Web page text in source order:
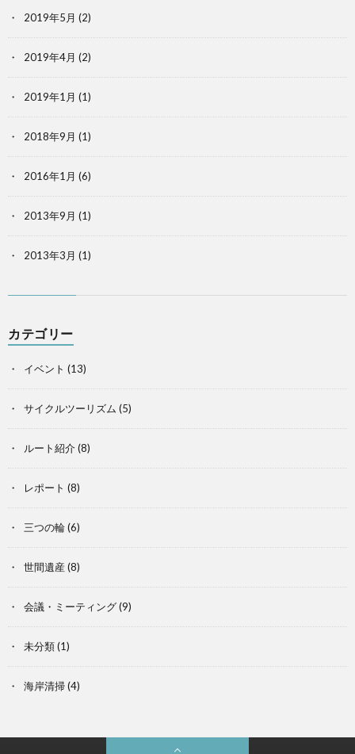
2019年5月 (2)
2019年4月 (2)
2019年1月 (1)
2018年9月 (1)
2016年1月 (6)
2013年9月 (1)
2013年3月 (1)
カテゴリー
イベント (13)
サイクルツーリズム (5)
ルート紹介(8)
レポート (8)
三つの輪(6)
世間遺産 (8)
会議・ミーティング(9)
未分類(1)
海岸清掃(4)